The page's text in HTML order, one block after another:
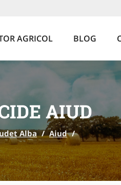
AGRICOL BLOG
AIUD
Alba / Aiud /